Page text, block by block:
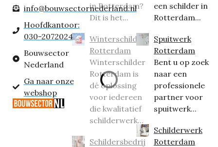
info@bouwsectornederland.nl
Hoofdkantoor:
030-2072024
Bouwsector
Nederland
Ga naar onze
webshop
in Rotterdam?
Dit is het...
Winterschilder
Rotterdam
Winterschilder
Rotterdam is
dé oplossing
voor iedereen
die kwalitatief
schilderwerk...
Schildersbedrij
een schilder in
Rotterdam...
Spuitwerk
Rotterdam
Bent u op zoek
naar een
professionele
partner voor
spuitwerk...
Schilderwerk
Rotterdam